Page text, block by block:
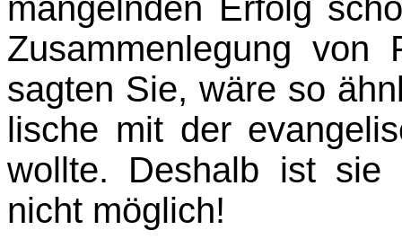
Zusammenlegung von
sagten Sie, wäre so
lische mit der
wollte. Deshalb ist sie
nicht möglich!